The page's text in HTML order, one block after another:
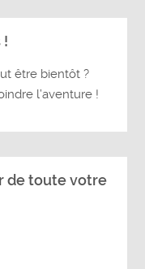
!
être bientôt ?
l’aventure !
de toute votre